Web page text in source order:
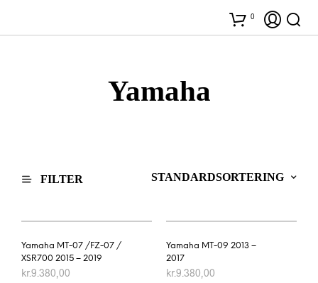
0
Yamaha
FILTER
Yamaha MT-07 /FZ-07 /
XSR700 2015 – 2019
kr.9.380,00
Yamaha MT-09 2013 –
2017
kr.9.380,00